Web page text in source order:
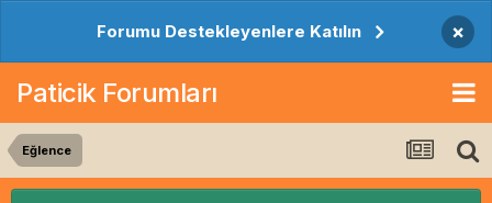
Forumu Destekleyenlere Katılın ×
Paticik Forumları
Eğlence